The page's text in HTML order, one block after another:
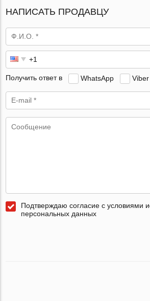
НАПИСАТЬ ПРОДАВЦУ
Получить ответ в WhatsApp Viber
Подтверждаю согласие с условиями
персональных данных